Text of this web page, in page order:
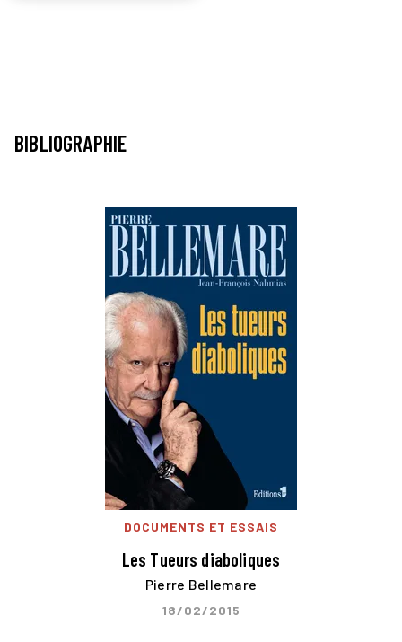
BIBLIOGRAPHIE
DOCUMENTS ET ESSAIS
Les Tueurs diaboliques
Pierre Bellemare
18/02/2015